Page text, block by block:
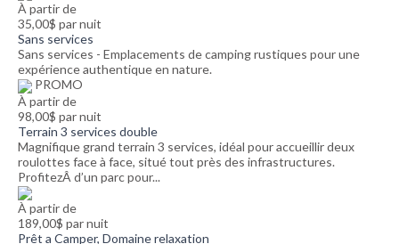
À partir de
35,00$ par nuit
Sans services
Sans services - Emplacements de camping rustiques pour une
expérience authentique en nature.
PROMO
À partir de
98,00$ par nuit
Terrain 3 services double
Magnifique grand terrain 3 services, idéal pour accueillir deux
roulottes face à face, situé tout près des infrastructures.
ProfitezÂ d’un parc pour...
À partir de
189,00$ par nuit
Prêt a Camper, Domaine relaxation